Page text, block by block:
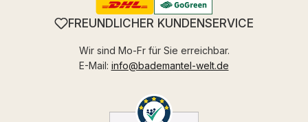
FREUNDLICHER KUNDENSERVICE
Wir sind Mo-Fr für Sie erreichbar.
E-Mail: info@bademantel-welt.de